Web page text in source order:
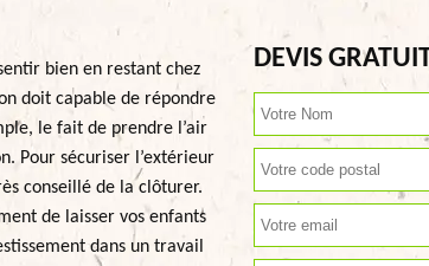
bien en restant chez
doit capable de répondre
le fait de prendre l’air
Pour sécuriser l’extérieur
conseillé de la clôturer.
de laisser vos enfants
dans un travail
DEVIS